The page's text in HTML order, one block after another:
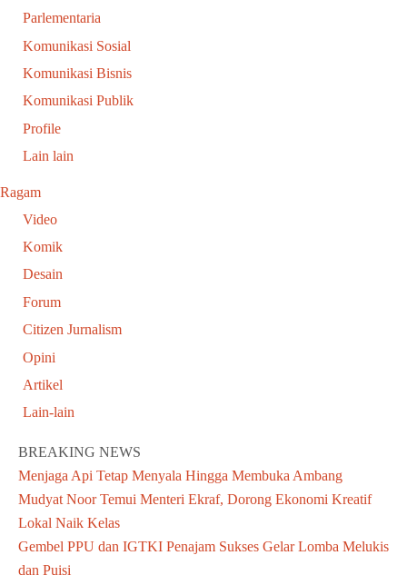
Parlementaria
Komunikasi Sosial
Komunikasi Bisnis
Komunikasi Publik
Profile
Lain lain
Ragam
Video
Komik
Desain
Forum
Citizen Jurnalism
Opini
Artikel
Lain-lain
BREAKING NEWS
Menjaga Api Tetap Menyala Hingga Membuka Ambang
Mudyat Noor Temui Menteri Ekraf, Dorong Ekonomi Kreatif
Lokal Naik Kelas
Gembel PPU dan IGTKI Penajam Sukses Gelar Lomba Melukis
dan Puisi